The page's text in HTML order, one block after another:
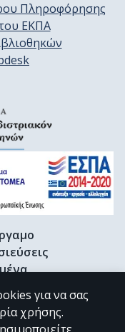
Πληροφόρησης
ΕΚΠΑ
βιβλιογραφία
για να σας
χρήσης.